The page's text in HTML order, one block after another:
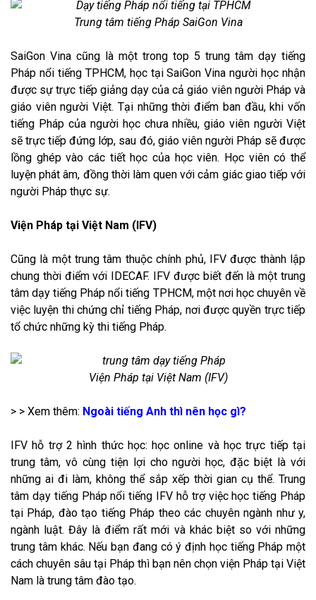
Trung tâm tiếng Pháp SaiGon Vina
SaiGon Vina cũng là một trong top 5 trung tâm dạy tiếng
Pháp nổi tiếng TPHCM, học tại SaiGon Vina người học nhận
được sự trực tiếp giảng dạy của cả giáo viên người Pháp và
giáo viên người Việt. Tại những thời điểm ban đầu, khi vốn
tiếng Pháp của người học chưa nhiều, giáo viên người Việt
sẽ trực tiếp đứng lớp, sau đó, giáo viên người Pháp sẽ được
lồng ghép vào các tiết học của học viên. Học viên có thể
luyện phát âm, đồng thời làm quen với cảm giác giao tiếp với
người Pháp thực sự.
Viện Pháp tại Việt Nam (IFV)
Cũng là một trung tâm thuộc chính phủ, IFV được thành lập
chung thời điểm với IDECAF. IFV được biết đến là một trung
tâm dạy tiếng Pháp nổi tiếng TPHCM, một nơi học chuyên về
việc luyện thi chứng chỉ tiếng Pháp, nơi được quyền trực tiếp
tổ chức những kỳ thi tiếng Pháp.
Viện Pháp tại Việt Nam (IFV)
> > Xem thêm: Ngoài tiếng Anh thì nên học gì?
IFV hỗ trợ 2 hình thức học: học online và học trực tiếp tại
trung tâm, vô cùng tiện lợi cho người học, đặc biệt là với
những ai đi làm, không thể sắp xếp thời gian cụ thể. Trung
tâm dạy tiếng Pháp nổi tiếng IFV hỗ trợ việc học tiếng Pháp
tại Pháp, đào tạo tiếng Pháp theo các chuyên ngành như y,
ngành luật. Đây là điểm rất mới và khác biệt so với những
trung tâm khác. Nếu bạn đang có ý định học tiếng Pháp một
cách chuyên sâu tại Pháp thì bạn nên chọn viện Pháp tại Việt
Nam là trung tâm đào tạo.